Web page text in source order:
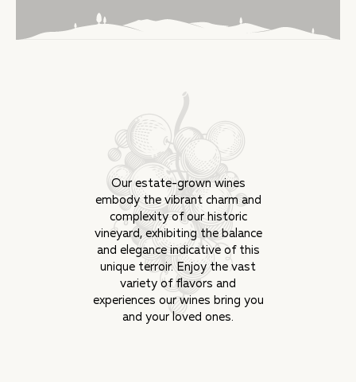
Our estate-grown wines
embody the vibrant charm and
complexity of our historic
vineyard, exhibiting the balance
and elegance indicative of this
unique terroir. Enjoy the vast
variety of flavors and
experiences our wines bring you
and your loved ones.